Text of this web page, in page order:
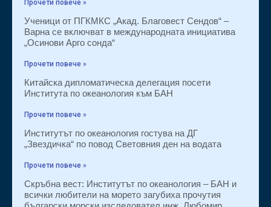
Прочети повече »
Ученици от ПГКМКС „Акад. Благовест Сендов“ –
Варна се включват в международната инициатива
„Осинови Арго сонда“
Прочети повече »
Китайска дипломатическа делегация посети
Института по океанология към БАН
Прочети повече »
Институтът по океанология гостува на ДГ
„Звездичка“ по повод Световния ден на водата
Прочети повече »
Скръбна вест: Институтът по океанология – БАН и
всички любители на морето загубиха прочутия